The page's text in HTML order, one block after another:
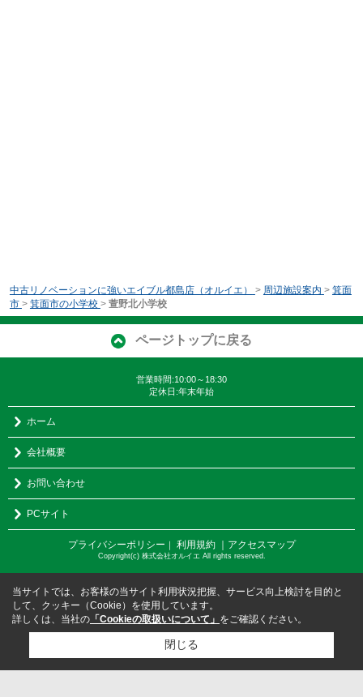
中古リノベーションに強いエイブル都島店（オルイエ） > 周辺施設案内 > 箕面
市 > 箕面市の小学校 > 萱野北小学校
ページトップに戻る
営業時間:10:00～18:30
定休日:年末年始
ホーム
会社概要
お問い合わせ
PCサイト
プライバシーポリシー ｜ 利用規約 ｜アクセスマップ
Copyright(c) 株式会社オルイエ All rights reserved.
当サイトでは、お客様の当サイト利用状況把握、サービス向上検討を目的と
して、クッキー（Cookie）を使用しています。
詳しくは、当社の 「Cookieの取扱いについて」 をご確認ください。
閉じる